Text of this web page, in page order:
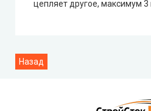
цепляет другое, максимум 3